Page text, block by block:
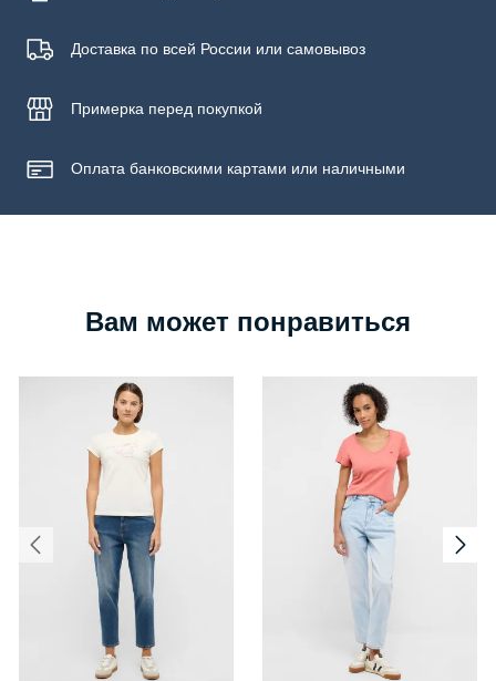
Доставка по всей России или самовывоз
Примерка перед покупкой
Оплата банковскими картами или наличными
Вам может понравиться